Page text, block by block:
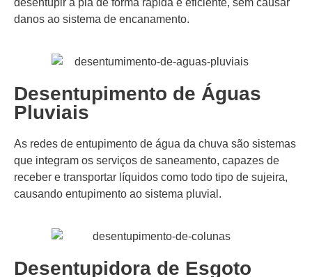
desentupir a pia de forma rápida e eficiente, sem causar
danos ao sistema de encanamento.
Desentupimento de Águas
Pluviais
As redes de entupimento de água da chuva são sistemas
que integram os serviços de saneamento, capazes de
receber e transportar líquidos como todo tipo de sujeira,
causando entupimento ao sistema pluvial.
Desentupidora de Esgoto